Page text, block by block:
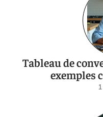
Tableau de
exemples